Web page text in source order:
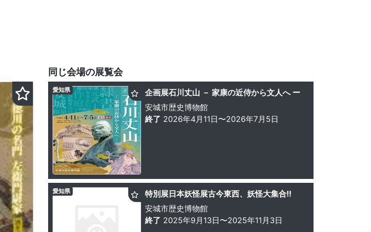
同じ会場の展覧会
企画展石川丈山 － 家康の近侍から文人へ ー
安城市歴史博物館
終了 2026年4月11日〜2026年7月5日
愛知県
特別展日本妖怪展古今東西、妖怪大集合!!
安城市歴史博物館
終了 2025年9月13日〜2025年11月3日
愛知県